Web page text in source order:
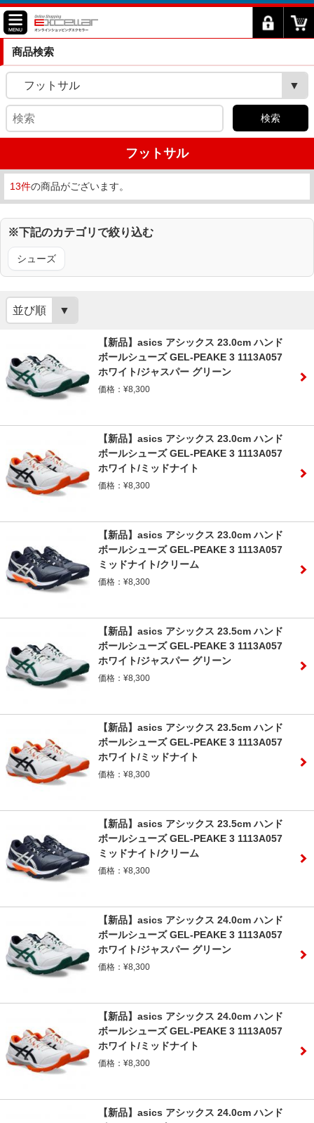
商品検索
フットサル
検索
フットサル
13件の商品がございます。
※下記のカテゴリで絞り込む
シューズ
並び順
【新品】asics アシックス 23.0cm ハンド
ボールシューズ GEL-PEAKE 3 1113A057
ホワイト/ジャスパー グリーン
価格：¥8,300
【新品】asics アシックス 23.0cm ハンド
ボールシューズ GEL-PEAKE 3 1113A057
ホワイト/ミッドナイト
価格：¥8,300
【新品】asics アシックス 23.0cm ハンド
ボールシューズ GEL-PEAKE 3 1113A057
ミッドナイト/クリーム
価格：¥8,300
【新品】asics アシックス 23.5cm ハンド
ボールシューズ GEL-PEAKE 3 1113A057
ホワイト/ジャスパー グリーン
価格：¥8,300
【新品】asics アシックス 23.5cm ハンド
ボールシューズ GEL-PEAKE 3 1113A057
ホワイト/ミッドナイト
価格：¥8,300
【新品】asics アシックス 23.5cm ハンド
ボールシューズ GEL-PEAKE 3 1113A057
ミッドナイト/クリーム
価格：¥8,300
【新品】asics アシックス 24.0cm ハンド
ボールシューズ GEL-PEAKE 3 1113A057
ホワイト/ジャスパー グリーン
価格：¥8,300
【新品】asics アシックス 24.0cm ハンド
ボールシューズ GEL-PEAKE 3 1113A057
ホワイト/ミッドナイト
価格：¥8,300
【新品】asics アシックス 24.0cm ハンド